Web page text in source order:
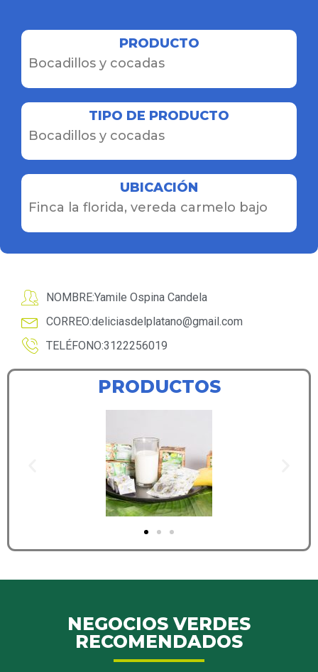
PRODUCTO
Bocadillos y cocadas
TIPO DE PRODUCTO
Bocadillos y cocadas
UBICACIÓN
Finca la florida, vereda carmelo bajo
NOMBRE:Yamile Ospina Candela
CORREO:deliciasdelplatano@gmail.com
TELÉFONO:3122256019
PRODUCTOS
NEGOCIOS VERDES
RECOMENDADOS